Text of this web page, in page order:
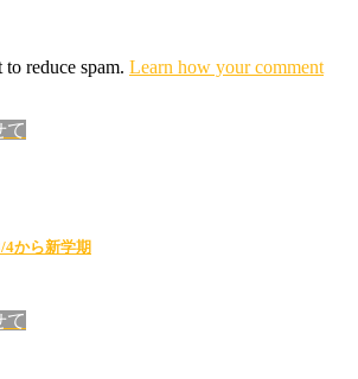
reduce spam. Learn how your comment
て
4から新学期
て